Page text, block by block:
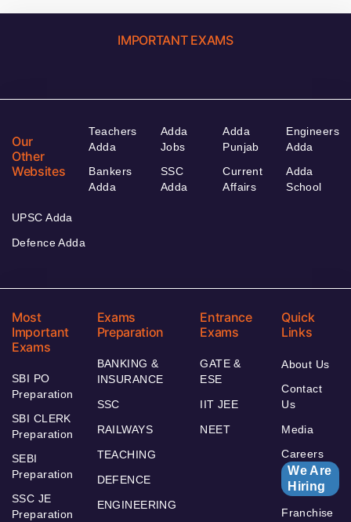
IMPORTANT EXAMS
Our
Other
Websites
Teachers
Adda
Bankers
Adda
Adda
Jobs
SSC
Adda
Adda
Punjab
Current
Affairs
Engineers
Adda
Adda
School
UPSC Adda
Defence Adda
Most
Important
Exams
SBI PO
Preparation
SBI CLERK
Preparation
SEBI
Preparation
SSC JE
Preparation
Exams
Preparation
BANKING &
INSURANCE
SSC
RAILWAYS
TEACHING
DEFENCE
ENGINEERING
Entrance
Exams
GATE &
ESE
IIT JEE
NEET
Quick
Links
About Us
Contact
Us
Media
Careers
We Are
Hiring
Franchise